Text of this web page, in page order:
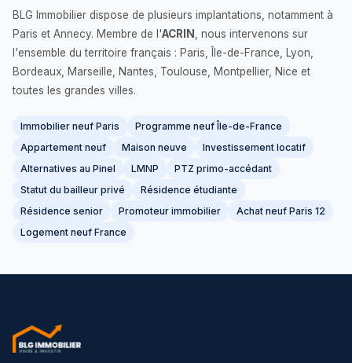
BLG Immobilier dispose de plusieurs implantations, notamment à
Paris et Annecy. Membre de l'ACRIN
, nous intervenons sur
l'ensemble du territoire français : Paris, Île-de-France, Lyon,
Bordeaux, Marseille, Nantes, Toulouse, Montpellier, Nice et
toutes les grandes villes.
Immobilier neuf Paris
Programme neuf Île-de-France
Appartement neuf
Maison neuve
Investissement locatif
Alternatives au Pinel
LMNP
PTZ primo-accédant
Statut du bailleur privé
Résidence étudiante
Résidence senior
Promoteur immobilier
Achat neuf Paris 12
Logement neuf France